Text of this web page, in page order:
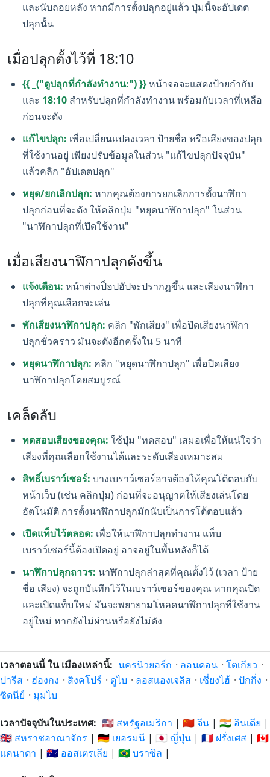
และนับถอยหลัง หากมีการตั้งปลุกอยู่แล้ว ปุ่มนี้จะอัปเดต
ปลุกนั้น
เมื่อปลุกตั้งไว้ที่ 18:10
{{ _("ดูปลุกที่กำลังทำงาน:") }}หน้าจอจะแสดงป้ายกำกับ
และ 18:10 สำหรับปลุกที่กำลังทำงาน พร้อมกับเวลาที่เหลือ
ก่อนจะดัง
แก้ไขปลุก: เพื่อเปลี่ยนแปลงเวลา ป้ายชื่อ หรือเสียงของปลุก
ที่ใช้งานอยู่ เพียงปรับข้อมูลในส่วน "แก้ไขปลุกปัจจุบัน"
แล้วคลิก "อัปเดตปลุก"
หยุด/ยกเลิกปลุก: หากคุณต้องการยกเลิกการตั้งนาฬิกา
ปลุกก่อนที่จะดัง ให้คลิกปุ่ม "หยุดนาฬิกาปลุก" ในส่วน
"นาฬิกาปลุกที่เปิดใช้งาน"
เมื่อเสียงนาฬิกาปลุกดังขึ้น
แจ้งเตือน: หน้าต่างป็อปอัปจะปรากฏขึ้น และเสียงนาฬิกา
ปลุกที่คุณเลือกจะเล่น
พักเสียงนาฬิกาปลุก: คลิก "พักเสียง" เพื่อปิดเสียงนาฬิกา
ปลุกชั่วคราว มันจะดังอีกครั้งใน 5 นาที
หยุดนาฬิกาปลุก: คลิก "หยุดนาฬิกาปลุก" เพื่อปิดเสียง
นาฬิกาปลุกโดยสมบูรณ์
เคล็ดลับ
ทดสอบเสียงของคุณ: ใช้ปุ่ม "ทดสอบ" เสมอเพื่อให้แน่ใจว่า
เสียงที่คุณเลือกใช้งานได้และระดับเสียงเหมาะสม
สิทธิ์เบราว์เซอร์: บางเบราว์เซอร์อาจต้องให้คุณโต้ตอบกับ
หน้าเว็บ (เช่น คลิกปุ่ม) ก่อนที่จะอนุญาตให้เสียงเล่นโดย
อัตโนมัติ การตั้งนาฬิกาปลุกมักนับเป็นการโต้ตอบแล้ว
เปิดแท็บไว้ตลอด: เพื่อให้นาฬิกาปลุกทำงาน แท็บ
เบราว์เซอร์นี้ต้องเปิดอยู่ อาจอยู่ในพื้นหลังก็ได้
นาฬิกาปลุกถาวร: นาฬิกาปลุกล่าสุดที่คุณตั้งไว้ (เวลา ป้าย
ชื่อ เสียง) จะถูกบันทึกไว้ในเบราว์เซอร์ของคุณ หากคุณปิด
และเปิดแท็บใหม่ มันจะพยายามโหลดนาฬิกาปลุกที่ใช้งาน
อยู่ใหม่ หากยังไม่ผ่านหรือยังไม่ดัง
เวลาตอนนี้ ใน เมืองเหล่านี้: นครนิวยอร์ก · ลอนดอน · โตเกียว ·
ปารีส · ฮ่องกง · สิงคโปร์ · ดูไบ · ลอสแองเจลิส · เซี่ยงไฮ้ · ปักกิ่ง ·
ซิดนีย์ · มุมไบ
เวลาปัจจุบันในประเทศ: 🇺🇸 สหรัฐอเมริกา | 🇨🇳 จีน | 🇮🇳 อินเดีย |
🇬🇧 สหราชอาณาจักร | 🇩🇪 เยอรมนี | 🇯🇵 ญี่ปุ่น | 🇫🇷 ฝรั่งเศส | 🇨🇦
แคนาดา | 🇦🇺 ออสเตรเลีย | 🇧🇷 บราซิล |